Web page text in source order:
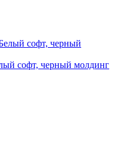
софт, черный молдинг